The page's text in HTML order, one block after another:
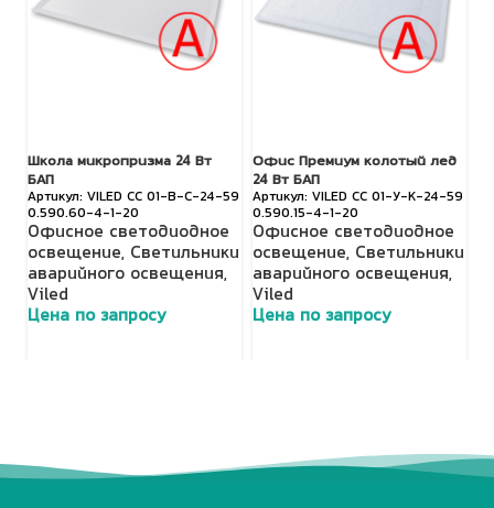
Школа микропризма 24 Вт
БАП
VILED СС 01-В-С-24-59
0.590.60-4-1-20
Офисное светодиодное
освещение, Светильники
аварийного освещения,
Viled
Цена по запросу
Офис Премиум колотый лед
24 Вт БАП
VILED СС 01-У-К-24-59
0.590.15-4-1-20
Офисное светодиодное
освещение, Светильники
аварийного освещения,
Viled
Цена по запросу